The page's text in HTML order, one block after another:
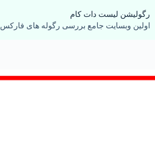
به
محتوا
رگولیشن لیست دات کام
اولین وبسایت جامع بررسی رگوله های فارکس